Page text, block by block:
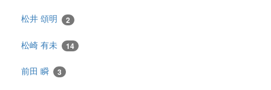
松井 頌明 2
松崎 有未 14
前田 瞬 3